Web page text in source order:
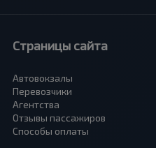
Страницы сайта
Автовокзалы
Перевозчики
Агентства
Отзывы пассажиров
Способы оплаты